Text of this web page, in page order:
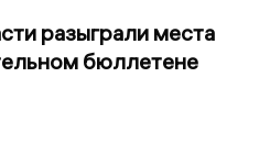
разыграли места
бюллетене